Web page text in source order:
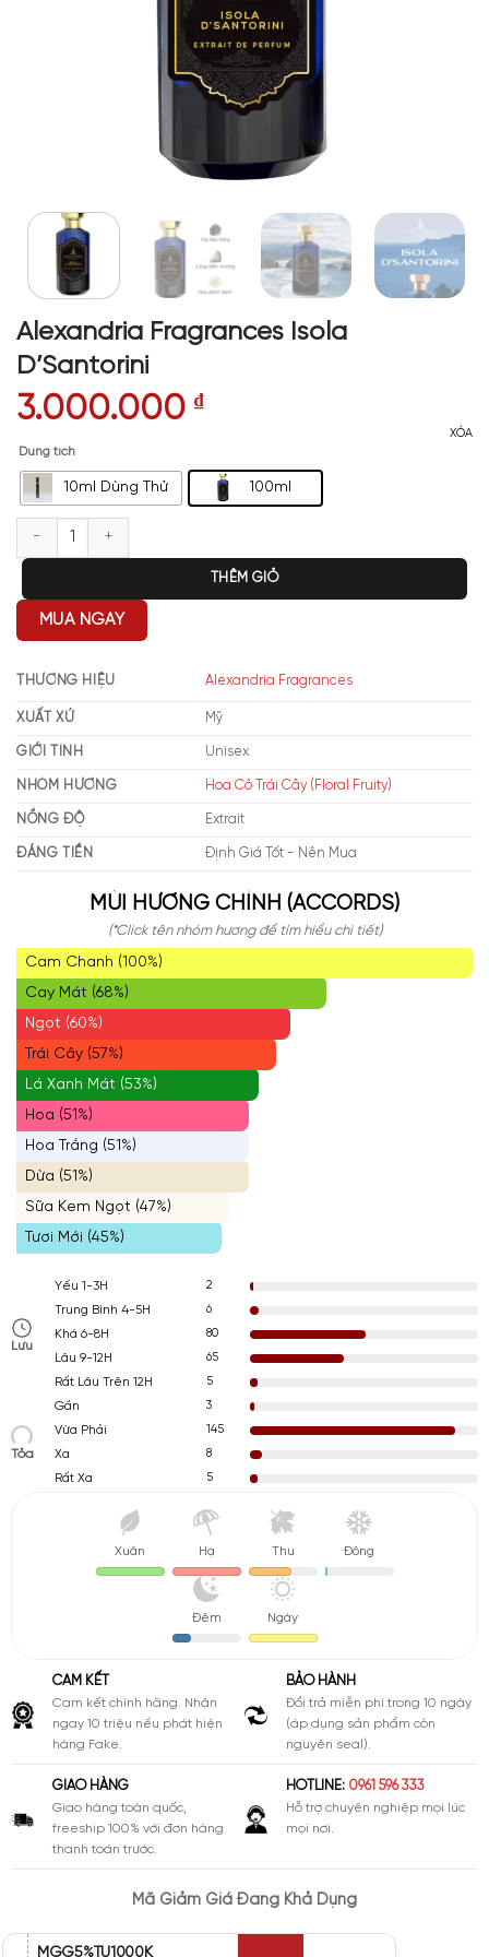
Alexandria Fragrances Isola
D’Santorini
3.000.000 ₫
Dung tích
10ml Dùng Thử 100ml
XÓA
Alexandria Fragrances Isola D'Santorini số lượng
THÊM GIỎ
MUA NGAY
THƯƠNG HIỆU Alexandria Fragrances
XUẤT XỨ Mỹ
GIỚI TÍNH Unisex
NHÓM HƯƠNG Hoa Cỏ Trái Cây (Floral Fruity)
NỒNG ĐỘ Extrait
ĐÁNG TIỀN Định Giá Tốt - Nên Mua
MÙI HƯƠNG CHÍNH (ACCORDS)
(*Click tên nhóm hương để tìm hiểu chi tiết)
Cam Chanh (100%)
Cay Mát (68%)
Ngọt (60%)
Trái Cây (57%)
Lá Xanh Mát (53%)
Hoa (51%)
Hoa Trắng (51%)
Dừa (51%)
Sữa Kem Ngọt (47%)
Tươi Mới (45%)
Lưu
Yếu 1-3H
2
Trung Bình 4-5H
6
Khá 6-8H
80
Lâu 9-12H
65
Rất Lâu Trên 12H
5
Tỏa
Gần
3
Vừa Phải
145
Xa
8
Rất Xa
5
Xuân Hạ Thu Đông
Đêm Ngày
CAM KẾT
Cam kết chính hãng. Nhận
ngay 10 triệu nếu phát hiện
hàng Fake.
BẢO HÀNH
Đổi trả miễn phí trong 10 ngày
(áp dụng sản phẩm còn
nguyên seal).
GIAO HÀNG
Giao hàng toàn quốc,
freeship 100% với đơn hàng
thanh toán trước.
HOTLINE: 0961 596 333
Hỗ trợ chuyên nghiệp mọi lúc
mọi nơi.
Mã Giảm Giá Đang Khả Dụng
MGG5%TU1000K